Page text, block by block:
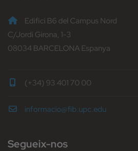
Edifici B6 del Campus Nord
C/Jordi Girona, 1-3
08034 BARCELONA Espanya
(+34) 93 401 70 00
informacio@fib.upc.edu
Segueix-nos